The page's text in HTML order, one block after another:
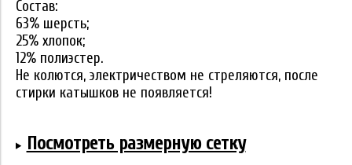
Состав:
63% шерсть;
25% хлопок;
12% полиэстер.
Не колются, электричеством не стреляются, после
стирки катышков не появляется!
Посмотреть размерную сетку